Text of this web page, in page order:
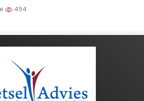
494